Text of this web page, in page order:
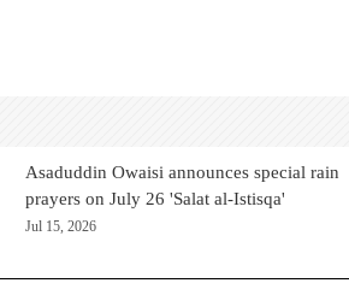
Asaduddin Owaisi announces special rain
prayers on July 26 'Salat al-Istisqa'
Jul 15, 2026